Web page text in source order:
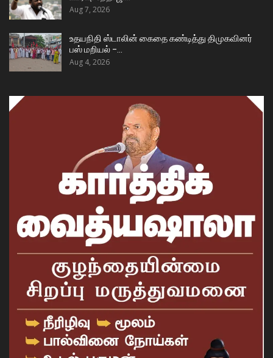
Aug 7, 2026
உதயநிதி ஸ்டாலின் கைதை கண்டித்து திமுகவினர்
பஸ் மறியல் –…
Aug 4, 2026